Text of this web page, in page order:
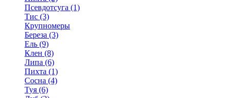
Псевдотсуга (1)
Тис (3)
Крупномеры
Береза (3)
Ель (9)
Клен (8)
Липа (6)
Пихта (1)
Сосна (4)
Туя (6)